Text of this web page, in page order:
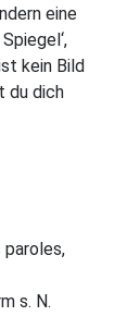
eine
kein Bild
du dich
paroles,
s. N.